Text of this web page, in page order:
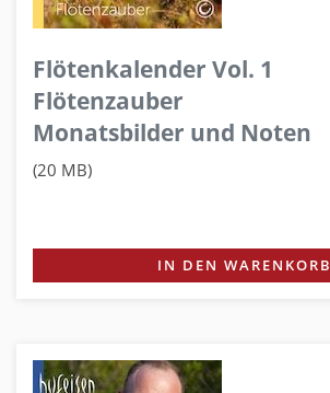
Flötenkalender Vol. 1
Flötenzauber
Monatsbilder und Noten
(20 MB)
IN DEN WARENKORB